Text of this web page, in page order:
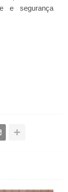
e segurança